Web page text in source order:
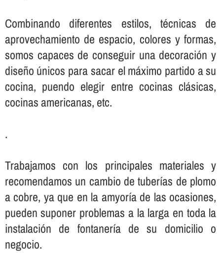
Combinando diferentes estilos, técnicas de
aprovechamiento de espacio, colores y formas,
somos capaces de conseguir una decoración y
diseño únicos para sacar el máximo partido a su
cocina, puendo elegir entre cocinas clásicas,
cocinas americanas, etc.
.
Trabajamos con los principales materiales y
recomendamos un cambio de tuberí­as de plomo
a cobre, ya que en la amyorí­a de las ocasiones,
pueden suponer problemas a la larga en toda la
instalación de fontanerí­a de su domicilio o
negocio.